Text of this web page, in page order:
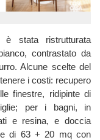
è stata ristrutturata
contrastato da
Alcune scelte del
i costi: recupero
finestre, ridipinte di
per i bagni, in
e resina, e doccia
di 63 + 20 mq con